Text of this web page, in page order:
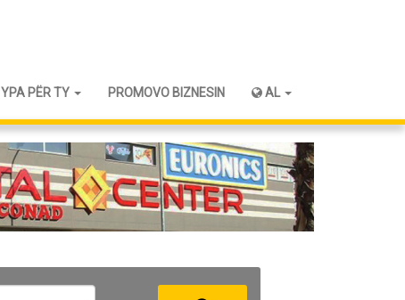
YPA PËR TY PROMOVO BIZNESIN AL